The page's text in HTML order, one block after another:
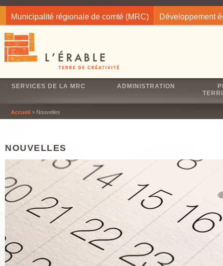
Municipalité régionale de comté (MRC) Développement
SERVICES DE LA MRC ADMINISTRATION
Accueil > Nouvelles
NOUVELLES